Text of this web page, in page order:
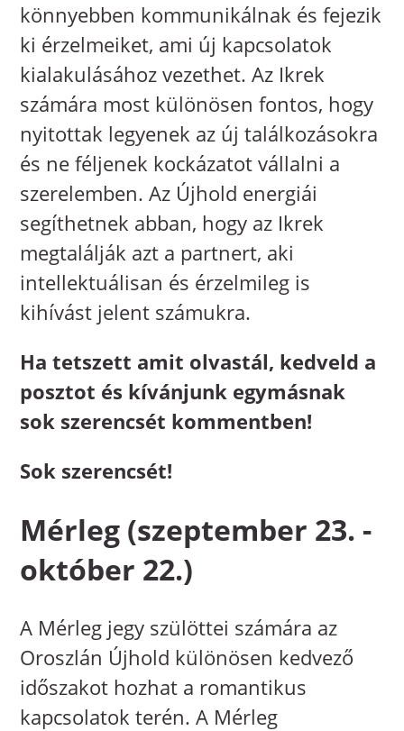
könnyebben kommunikálnak és fejezik
ki érzelmeiket, ami új kapcsolatok
kialakulásához vezethet. Az Ikrek
számára most különösen fontos, hogy
nyitottak legyenek az új találkozásokra
és ne féljenek kockázatot vállalni a
szerelemben. Az Újhold energiái
segíthetnek abban, hogy az Ikrek
megtalálják azt a partnert, aki
intellektuálisan és érzelmileg is
kihívást jelent számukra.
Ha tetszett amit olvastál, kedveld a
posztot és kívánjunk egymásnak
sok szerencsét kommentben!
Sok szerencsét!
Mérleg (szeptember 23. -
október 22.)
A Mérleg jegy szülöttei számára az
Oroszlán Újhold különösen kedvező
időszakot hozhat a romantikus
kapcsolatok terén. A Mérleg